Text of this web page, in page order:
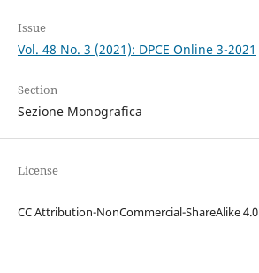
Issue
Vol. 48 No. 3 (2021): DPCE Online 3-2021
Section
Sezione Monografica
License
CC Attribution-NonCommercial-ShareAlike 4.0